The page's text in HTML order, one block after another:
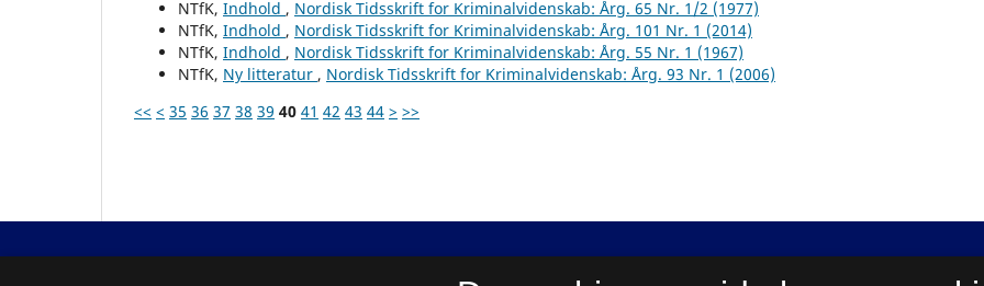
NTfK, Indhold , Nordisk Tidsskrift for Kriminalvidenskab: Årg. 65 Nr. 1/2 (1977)
NTfK, Indhold , Nordisk Tidsskrift for Kriminalvidenskab: Årg. 101 Nr. 1 (2014)
NTfK, Indhold , Nordisk Tidsskrift for Kriminalvidenskab: Årg. 55 Nr. 1 (1967)
NTfK, Ny litteratur , Nordisk Tidsskrift for Kriminalvidenskab: Årg. 93 Nr. 1 (2006)
<< < 35 36 37 38 39 40 41 42 43 44 > >>
Nordisk Tidsskrift for Kriminalvidenskab